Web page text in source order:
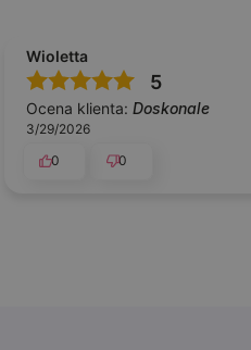
Wioletta
5
Ocena klienta: Doskonale
3/29/2026
0
0